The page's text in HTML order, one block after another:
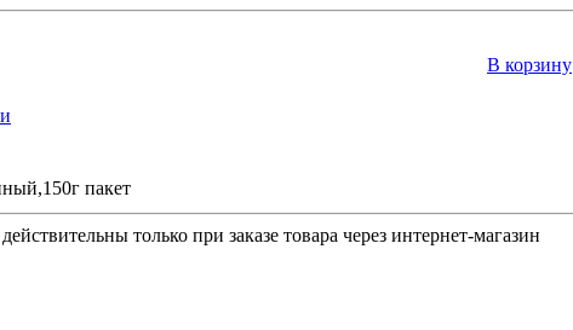
В корзину
пакет
только при заказе товара через интернет-магазин